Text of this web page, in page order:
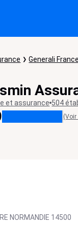
Generali France
et assurance 504
(Voir
NORMANDIE 14500